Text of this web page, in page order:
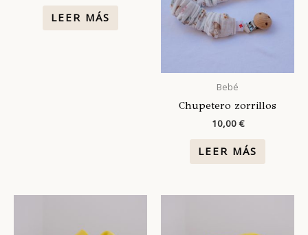
LEER MÁS
Bebé
Chupetero zorrillos
10,00€
LEER MÁS